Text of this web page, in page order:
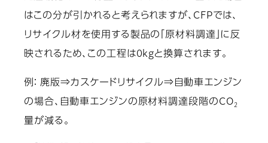
はこの分が引かれると考えられますが、CFPでは、
リサイクル材を使用する製品の「原材料調達」に反
映されるため、この工程は0kgと換算されます。
例： 廃版⇒カスケードリサイクル⇒自動車エンジン
の場合、自動車エンジンの原材料調達段階のCO2
量が減る。